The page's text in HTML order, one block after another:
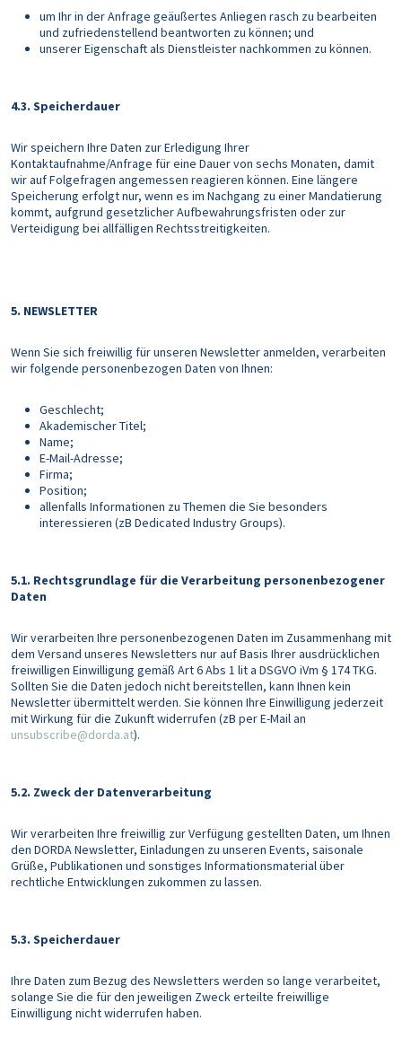
um Ihr in der Anfrage geäußertes Anliegen rasch zu bearbeiten
und zufriedenstellend beantworten zu können; und
unserer Eigenschaft als Dienstleister nachkommen zu können.
4.3. Speicherdauer
Wir speichern Ihre Daten zur Erledigung Ihrer
Kontaktaufnahme/Anfrage für eine Dauer von sechs Monaten, damit
wir auf Folgefragen angemessen reagieren können. Eine längere
Speicherung erfolgt nur, wenn es im Nachgang zu einer Mandatierung
kommt, aufgrund gesetzlicher Aufbewahrungsfristen oder zur
Verteidigung bei allfälligen Rechtsstreitigkeiten.
5. NEWSLETTER
Wenn Sie sich freiwillig für unseren Newsletter anmelden, verarbeiten
wir folgende personenbezogen Daten von Ihnen:
Geschlecht;
Akademischer Titel;
Name;
E-Mail-Adresse;
Firma;
Position;
allenfalls Informationen zu Themen die Sie besonders
interessieren (zB Dedicated Industry Groups).
5.1. Rechtsgrundlage für die Verarbeitung personenbezogener
Daten
Wir verarbeiten Ihre personenbezogenen Daten im Zusammenhang mit
dem Versand unseres Newsletters nur auf Basis Ihrer ausdrücklichen
freiwilligen Einwilligung gemäß Art 6 Abs 1 lit a DSGVO iVm § 174 TKG.
Sollten Sie die Daten jedoch nicht bereitstellen, kann Ihnen kein
Newsletter übermittelt werden. Sie können Ihre Einwilligung jederzeit
mit Wirkung für die Zukunft widerrufen (zB per E-Mail an
unsubscribe@dorda.at).
5.2. Zweck der Datenverarbeitung
Wir verarbeiten Ihre freiwillig zur Verfügung gestellten Daten, um Ihnen
den DORDA Newsletter, Einladungen zu unseren Events, saisonale
Grüße, Publikationen und sonstiges Informationsmaterial über
rechtliche Entwicklungen zukommen zu lassen.
5.3. Speicherdauer
Ihre Daten zum Bezug des Newsletters werden so lange verarbeitet,
solange Sie die für den jeweiligen Zweck erteilte freiwillige
Einwilligung nicht widerrufen haben.